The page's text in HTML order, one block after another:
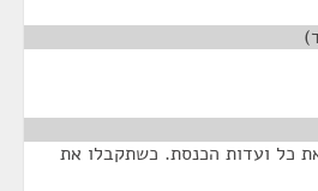
כל ועדות הכנסת. כשתקבלו את